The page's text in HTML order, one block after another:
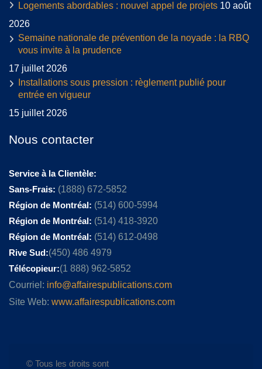
Logements abordables : nouvel appel de projets 10 août
2026
Semaine nationale de prévention de la noyade : la RBQ
vous invite à la prudence
17 juillet 2026
Installations sous pression : règlement publié pour
entrée en vigueur
15 juillet 2026
Nous contacter
Service à la Clientèle:
Sans-Frais: (1888) 672-5852
Région de Montréal: (514) 600-5994
Région de Montréal: (514) 418-3920
Région de Montréal: (514) 612-0498
Rive Sud:(450) 486 4979
Télécopieur:(1 888) 962-5852
Courriel: info@affairespublications.com
Site Web: www.affairespublications.com
© Tous les droits sont